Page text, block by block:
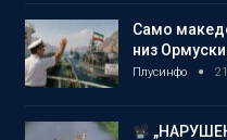
Само
низ
Плусинфо